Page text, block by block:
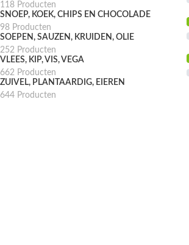
118 Producten
SNOEP, KOEK, CHIPS EN CHOCOLADE
98 Producten
SOEPEN, SAUZEN, KRUIDEN, OLIE
252 Producten
VLEES, KIP, VIS, VEGA
662 Producten
ZUIVEL, PLANTAARDIG, EIEREN
644 Producten